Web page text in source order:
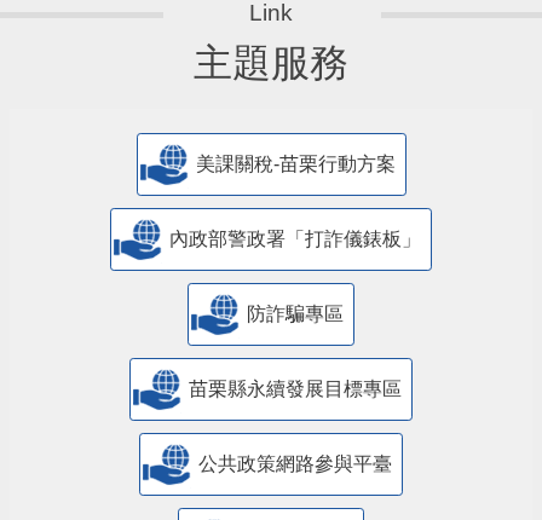
主題服務
美課關稅-苗栗行動方案
內政部警政署「打詐儀錶板」
防詐騙專區
苗栗縣永續發展目標專區
公共政策網路參與平臺